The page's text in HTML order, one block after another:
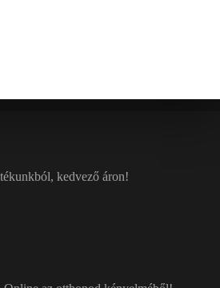
kedvező áron!